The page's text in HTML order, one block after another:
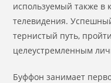
используемый также в
телевидения.
тернистый путь,
целеустремленным
Буффон занимает